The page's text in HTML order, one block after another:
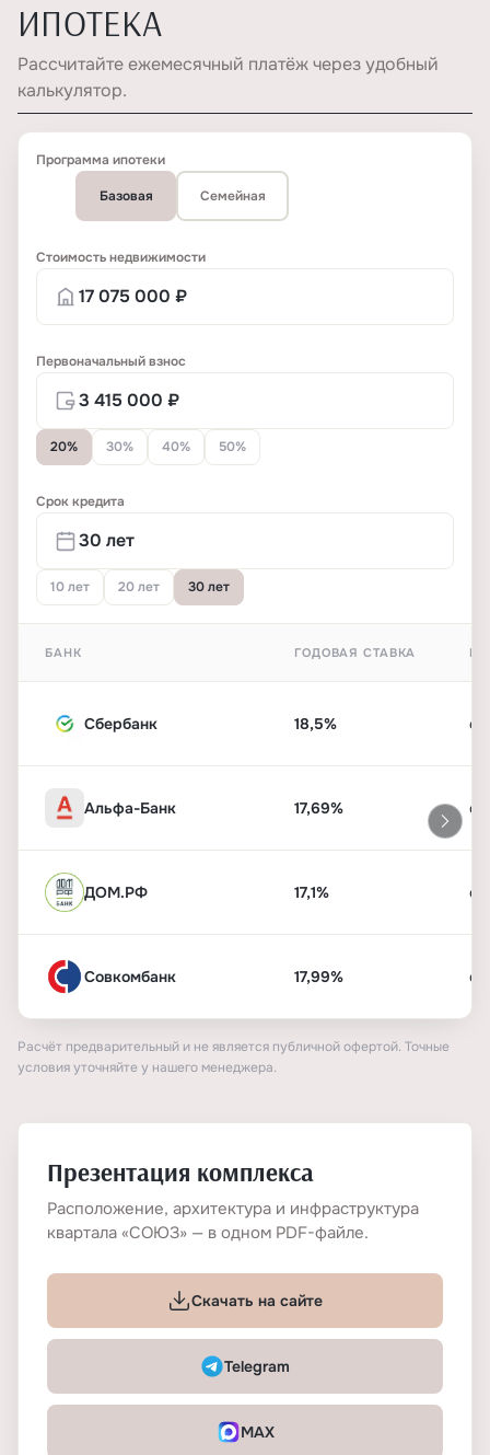
ИПОТЕКА
Рассчитайте ежемесячный платёж через удобный
калькулятор.
Программа ипотеки
Базовая Семейная
Стоимость недвижимости
Первоначальный взнос
20% 30% 40% 50%
Срок кредита
10 лет 20 лет 30 лет
БАНК ГОДОВАЯ СТАВКА
Сбербанк 18,5%
Альфа-Банк 17,69%
ДОМ.РФ 17,1%
Совкомбанк 17,99%
Расчёт предварительный и не является публичной офертой. Точные
условия уточняйте у нашего менеджера.
Презентация комплекса
Расположение, архитектура и инфраструктура
квартала «СОЮЗ» — в одном PDF-файле.
Скачать на сайте
Telegram
MAX